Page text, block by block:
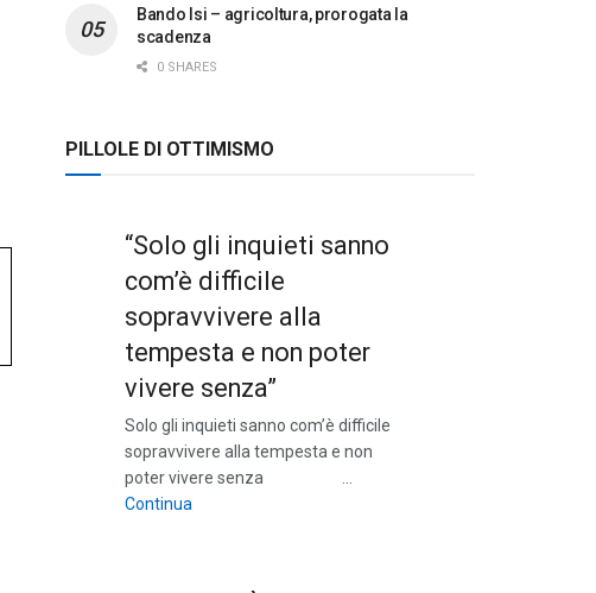
Bando Isi – agricoltura, prorogata la
scadenza
0 SHARES
PILLOLE DI OTTIMISMO
“Solo gli inquieti sanno
com’è difficile
sopravvivere alla
tempesta e non poter
vivere senza”
Solo gli inquieti sanno com’è difficile
sopravvivere alla tempesta e non
poter vivere senza …
Continua